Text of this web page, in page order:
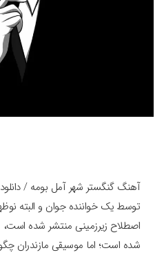
آهنگ گنگستر شهر آمل بومه /
توسط یک خواننده جوان و البته
اصطلاح زیرزمینی منتشر شده
شده است؛ اما موسیقی مازندران